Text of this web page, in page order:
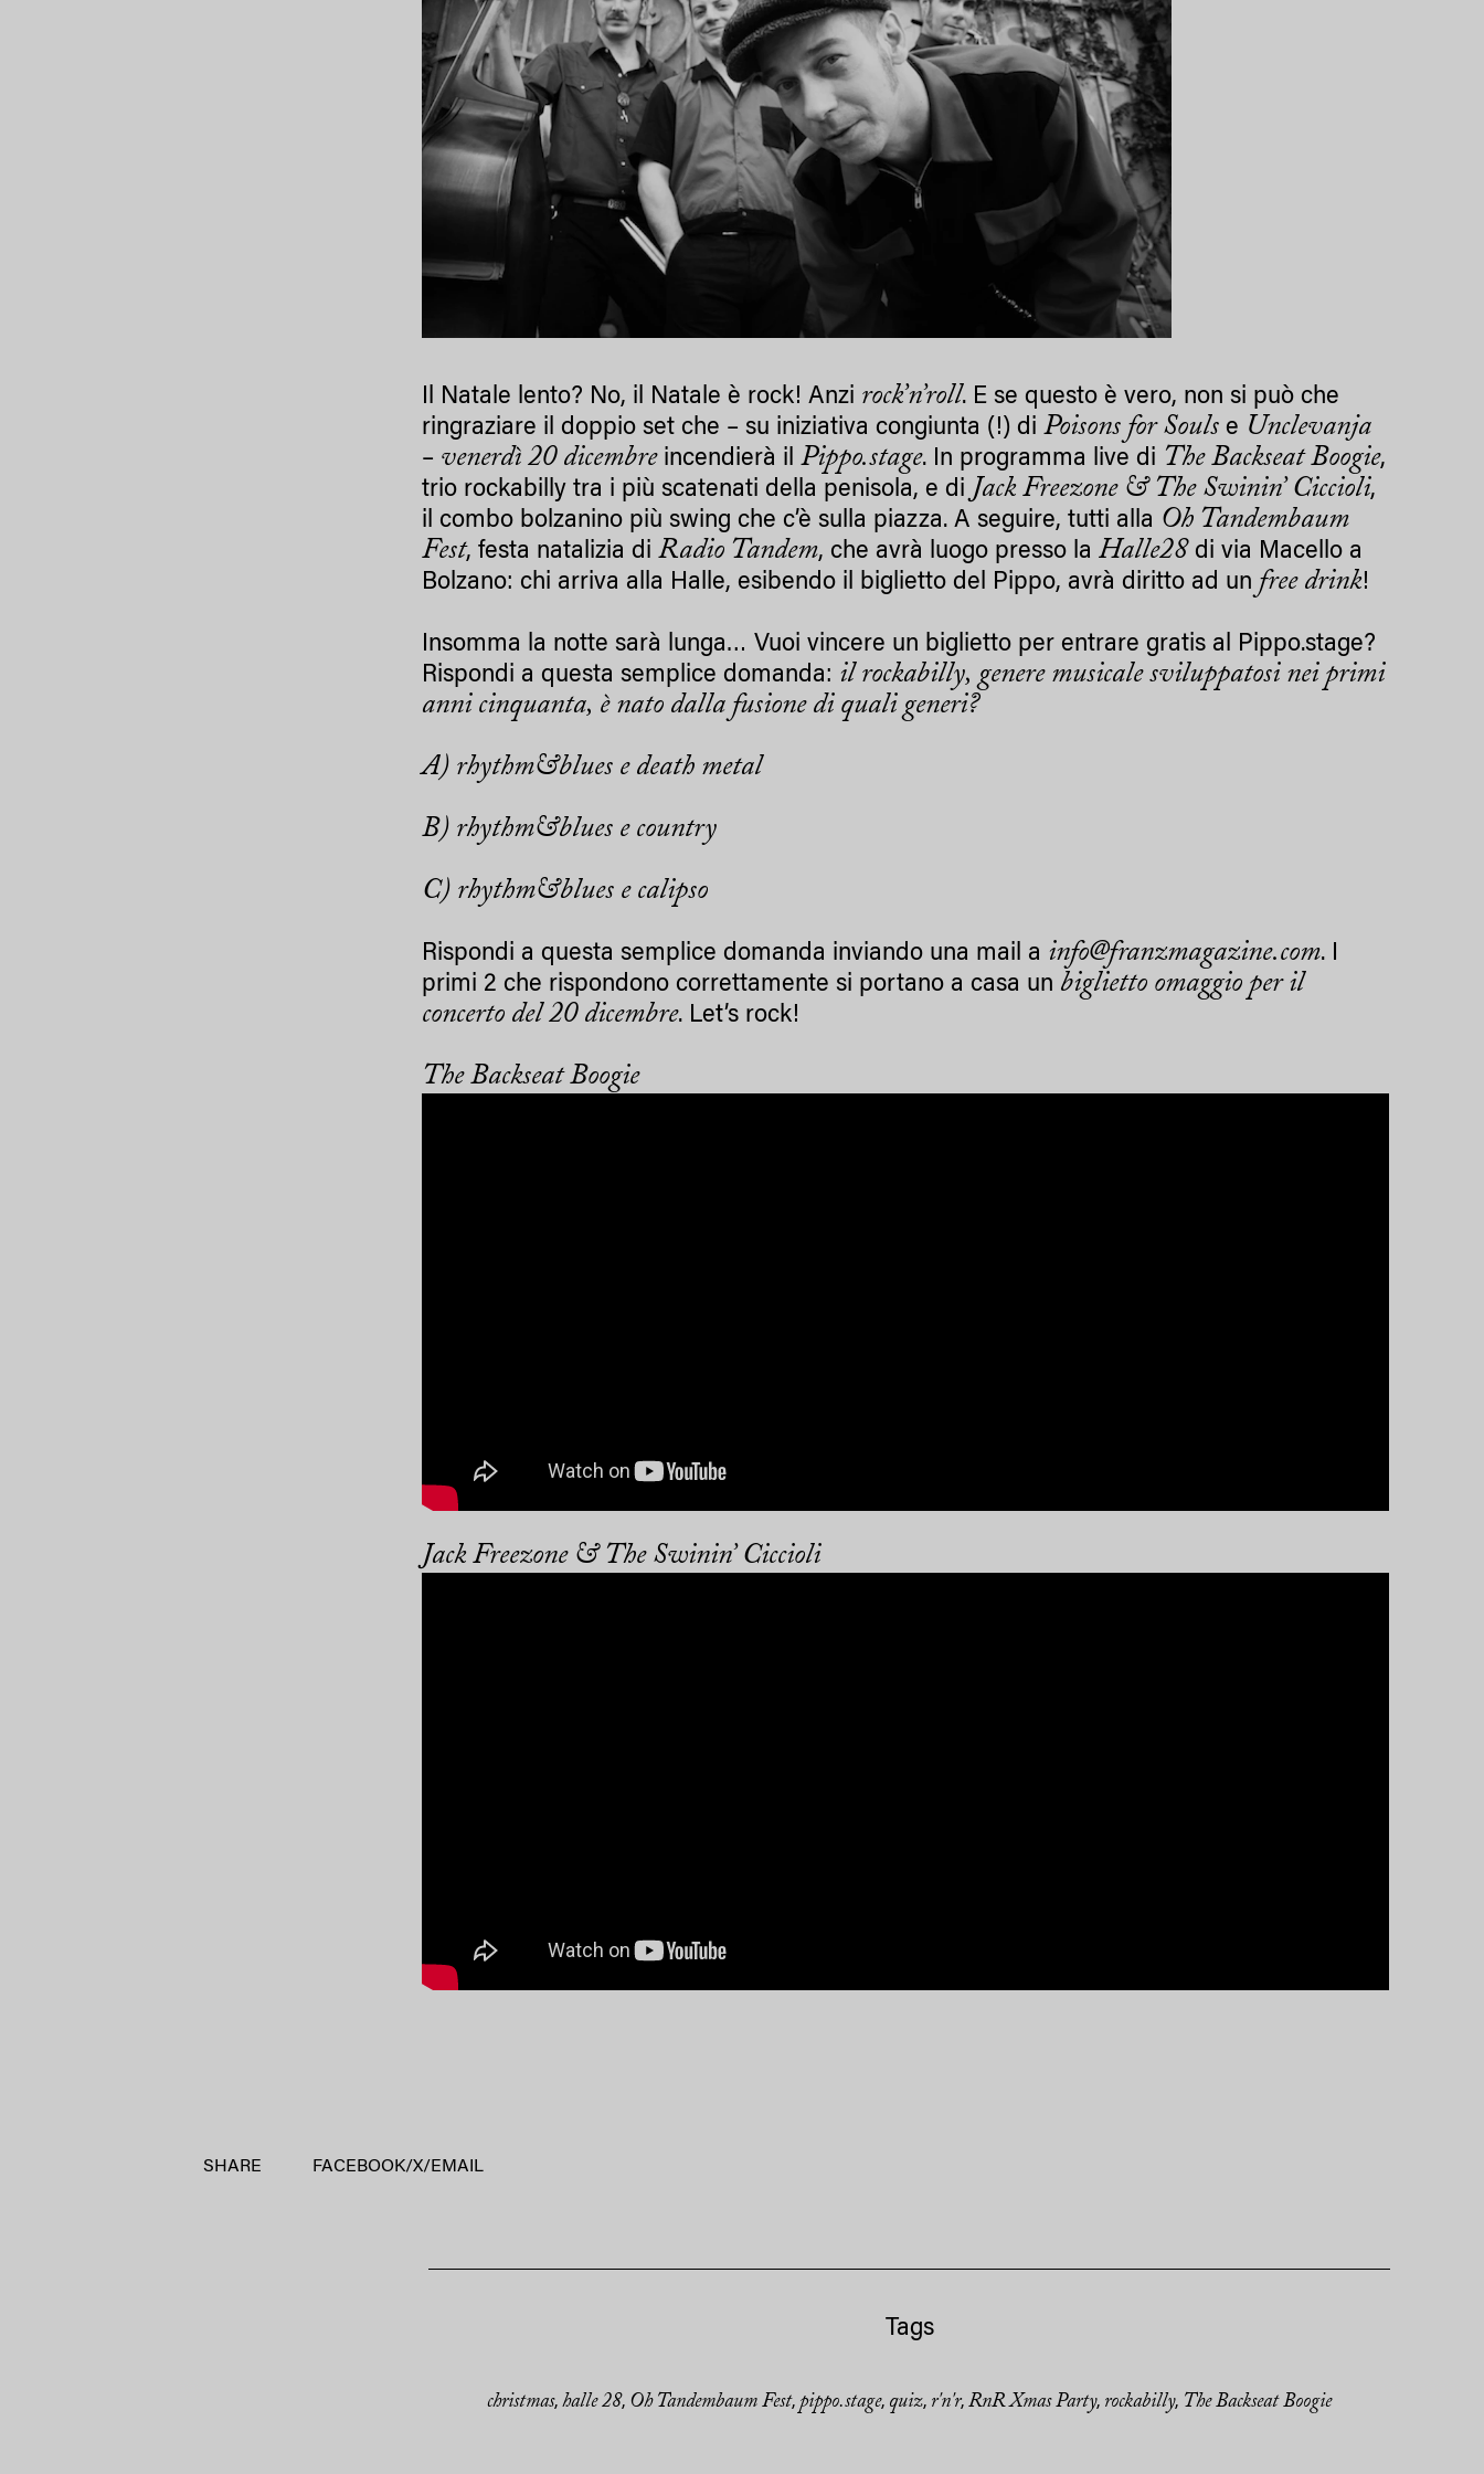
Il Natale lento? No, il Natale è rock! Anzi rock’n’roll. E se questo è vero, non si può che
ringraziare il doppio set che – su iniziativa congiunta (!) diPoisons for Souls e Unclevanja
– venerdì 20 dicembre incendierà il Pippo.stage. In programma live di The Backseat Boogie,
trio rockabilly tra i più scatenati della penisola, e di Jack Freezone & The Swinin’ Ciccioli,
il combo bolzanino più swing che c’è sulla piazza. A seguire, tutti alla Oh Tandembaum
Fest, festa natalizia diRadio Tandem, che avrà luogo presso laHalle28 di via Macello a
Bolzano: chi arriva alla Halle, esibendo il biglietto del Pippo, avrà diritto ad un free drink!
Insomma la notte sarà lunga… Vuoi vincere un biglietto per entrare gratis al Pippo.stage?
Rispondi a questa semplice domanda: il rockabilly, genere musicale sviluppatosi nei primi
anni cinquanta, è nato dalla fusione di quali generi?
A) rhythm&blues e death metal
B) rhythm&blues e country
C) rhythm&blues e calipso
Rispondi a questa semplice domanda inviando una mail a info@franzmagazine.com. I
primi 2 che rispondono correttamente si portano a casa un biglietto omaggio per il
concerto del 20 dicembre. Let’s rock!
The Backseat Boogie
Jack Freezone & The Swinin’ Ciccioli
SHARE FACEBOOK/X/ EMAIL
Tags
christmas, halle 28, Oh Tandembaum Fest, pippo.stage, quiz, r'n'r, RnR Xmas Party, rockabilly, The Backseat Boogie